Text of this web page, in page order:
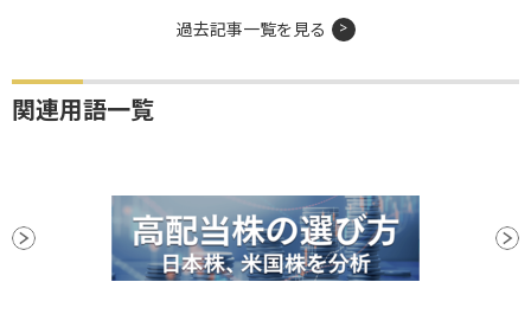
過去記事一覧を見る
関連用語一覧